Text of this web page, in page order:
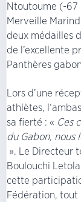
Ntoutoume (-67
Merveille
deux médailles
de l’excellente
Panthères
Lors d’une
athlètes,
sa fierté : « Ces
du Gabon, nous
». Le Directeur
Boulouchi
cette
Fédération, tout